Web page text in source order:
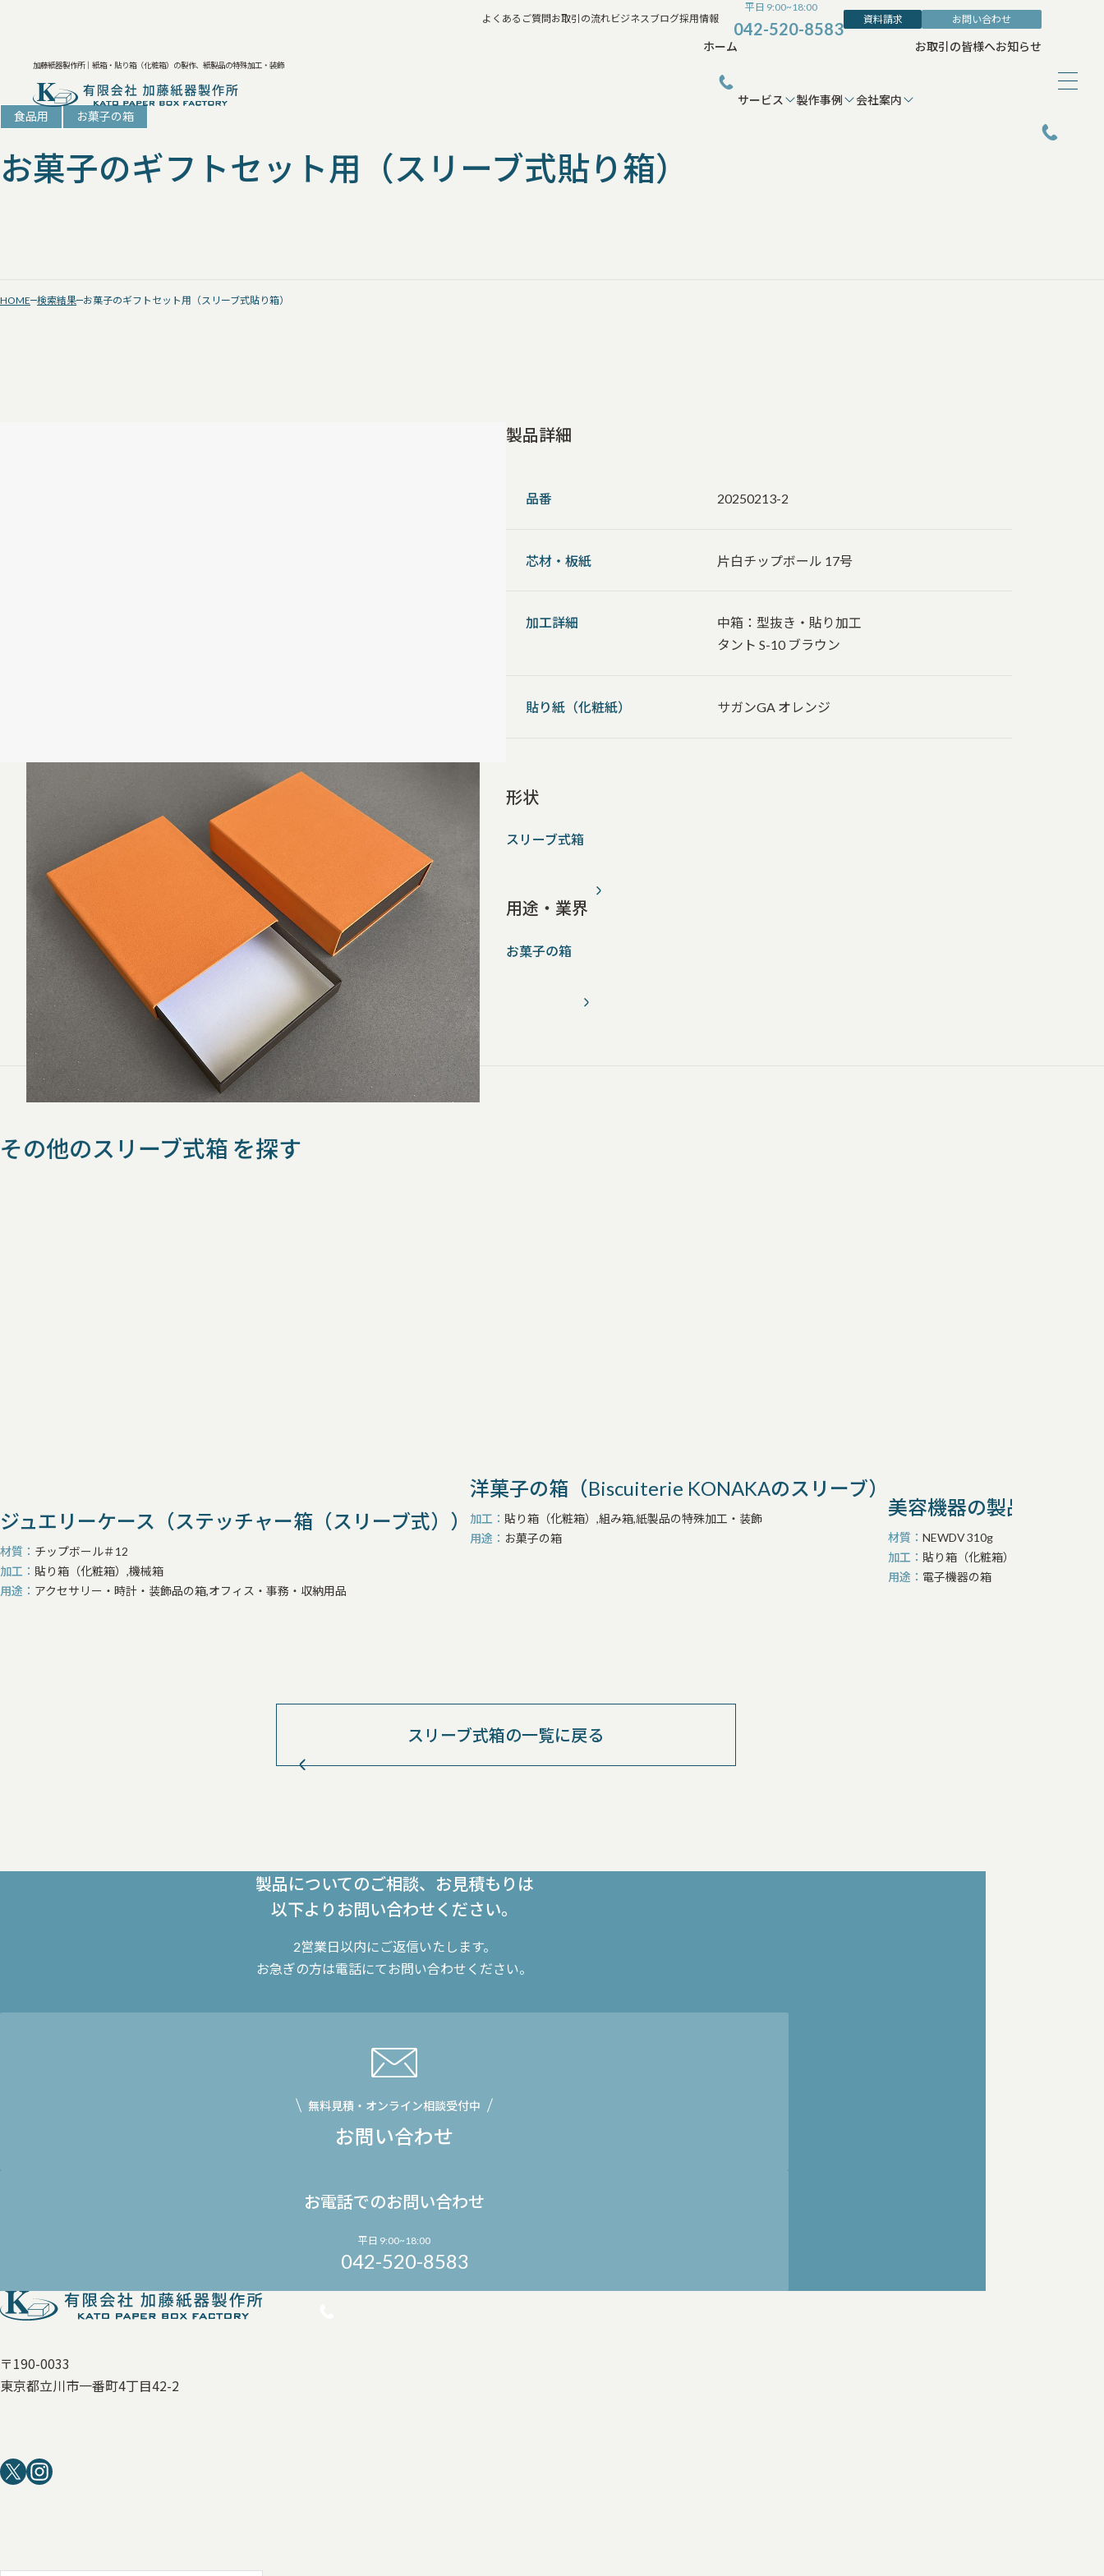
加藤紙器製作所｜紙箱・貼り箱（化粧箱）の製作、紙製品の特殊加工・装飾
よくあるご質問 お取引の流れビジネスブログ採用情報
平日 9:00~18:00
042-520-8583 資料請求 お問い合わせ
ホーム
サービス 製作事例 会社案内
お取引の皆様へお知らせ
食品用 お菓子の箱
お菓子のギフトセット用（スリーブ式貼り箱）
HOME 検索結果 お菓子のギフトセット用（スリーブ式貼り箱）
製品詳細
品番 20250213-2
芯材・板紙 片白チップボール 17号
加工詳細
中箱：型抜き・貼り加工
タント S-10 ブラウン
貼り紙（化粧紙） サガンGA オレンジ
形状
スリーブ式箱
用途・業界
お菓子の箱
その他のスリーブ式箱 を探す
ジュエリーケース（ステッチャー箱（スリーブ式））
材質
チップボール＃12
加工
貼り箱（化粧箱）,機械箱
用途
アクセサリー・時計・装飾品の箱,オフィス・事務・収納用品
洋菓子の箱（Biscuiterie KONAKAのスリーブ）
加工
貼り箱（化粧箱）,組み箱,紙製品の特殊加工・装飾
用途
お菓子の箱
美容機器の製品箱（イ
材質
NEWDV 310g
加工
貼り箱（化粧箱）,紙製品の特殊加
用途
電子機器の箱
スリーブ式箱の一覧に戻る
製品についてのご相談、お見積もりは
以下よりお問い合わせください。
2営業日以内にご返信いたします。
お急ぎの方は電話にてお問い合わせください。
無料見積・オンライン相談受付中
お問い合わせ
お電話でのお問い合わせ
平日 9:00~18:00
042-520-8583
〒190-0033
東京都立川市一番町4丁目42-2